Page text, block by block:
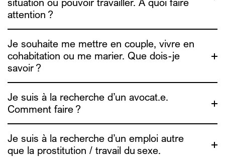
attention ?
fairwork.be
Je souhaite me mettre en couple, vivre en
cohabitation ou me marier. Que dois-je
savoir ?
ADDE
Je suis à la recherche d’un avocat.e.
Comment faire ?
Je suis à la recherche d’un emploi autre
que la prostitution / travail du sexe.